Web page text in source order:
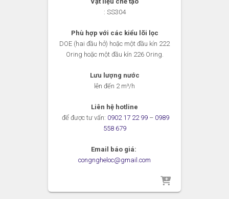
: SS304
Phù hợp với các kiểu lõi lọc
DOE (hai đầu hở) hoặc một đầu kín 222
Oring hoặc một đầu kín 226 Oring.
Lưu lượng nước
lên đến 2 m³/h
Liên hệ hotline
để được tư vấn: 0902 17 22 99– 0989
558 679
Email báo giá:
congngheloc@gmail.com